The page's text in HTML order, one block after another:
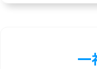
一